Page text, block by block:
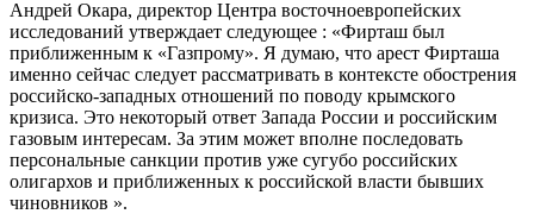
Андрей Окара, директор Центра восточноевропейских
исследований утверждает следующее : «Фирташ был
приближенным к «Газпрому». Я думаю, что арест Фирташа
именно сейчас следует рассматривать в контексте обострения
российско-западных отношений по поводу крымского
кризиса. Это некоторый ответ Запада России и российским
газовым интересам. За этим может вполне последовать
персональные санкции против уже сугубо российских
олигархов и приближенных к российской власти бывших
чиновников ».